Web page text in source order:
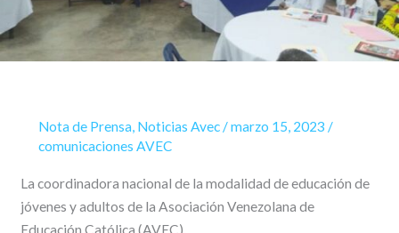
Nota de Prensa, Noticias Avec /marzo 15, 2023 /
comunicaciones AVEC
La coordinadora nacional de la modalidad de educación de
jóvenes y adultos de la Asociación Venezolana de
proyecto
cultura